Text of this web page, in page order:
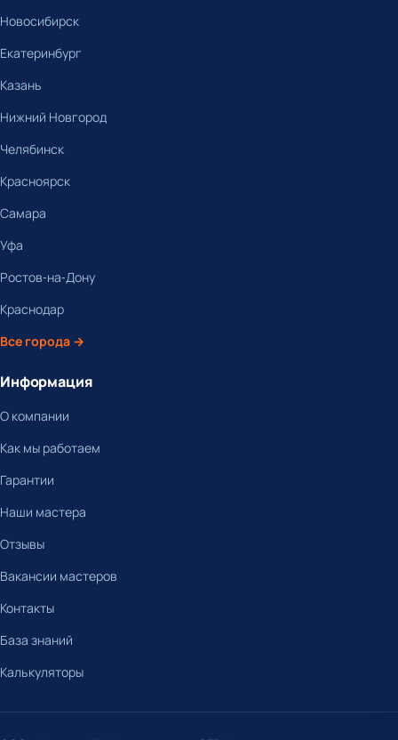
Новосибирск
Екатеринбург
Казань
Нижний Новгород
Челябинск
Красноярск
Самара
Уфа
Ростов-на-Дону
Краснодар
Все города →
Информация
О компании
Как мы работаем
Гарантии
Наши мастера
Отзывы
Вакансии мастеров
Контакты
База знаний
Калькуляторы